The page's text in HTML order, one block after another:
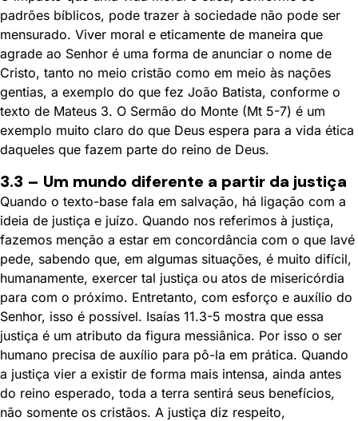
padrões bíblicos, pode trazer à sociedade não pode ser
mensurado. Viver moral e eticamente de maneira que
agrade ao Senhor é uma forma de anunciar o nome de
Cristo, tanto no meio cristão como em meio às nações
gentias, a exemplo do que fez João Batista, conforme o
texto de Mateus 3. O Sermão do Monte (Mt 5-7) é um
exemplo muito claro do que Deus espera para a vida ética
daqueles que fazem parte do reino de Deus.
3.3 – Um mundo diferente a partir da justiça
Quando o texto-base fala em salvação, há ligação com a
ideia de justiça e juízo. Quando nos referimos à justiça,
fazemos menção a estar em concordância com o que Iavé
pede, sabendo que, em algumas situações, é muito difícil,
humanamente, exercer tal justiça ou atos de misericórdia
para com o próximo. Entretanto, com esforço e auxílio do
Senhor, isso é possível. Isaías 11.3-5 mostra que essa
justiça é um atributo da figura messiânica. Por isso o ser
humano precisa de auxílio para pô-la em prática. Quando
a justiça vier a existir de forma mais intensa, ainda antes
do reino esperado, toda a terra sentirá seus benefícios,
não somente os cristãos. A justiça diz respeito,